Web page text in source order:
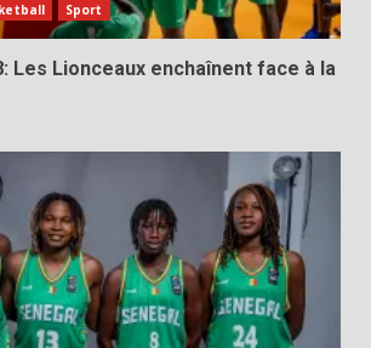
Sport
Les Lionceaux enchaînent face à la